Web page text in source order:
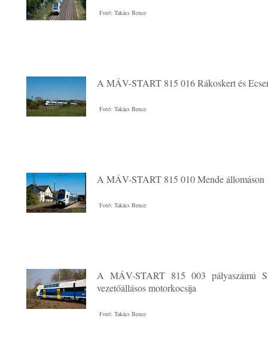
Fotó: Takács Bence
A MÁV-START 815 016 Rákoskert és
Fotó: Takács Bence
A MÁV-START 815 010 Mende állomáson
Fotó: Takács Bence
A MÁV-START 815 003 pályaszámú
vezetőállásos motorkocsija
Fotó: Takács Bence